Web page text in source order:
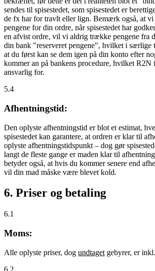
sendes til spisestedet, som spisestedet er
de fx har for travlt eller lign. Bemærk også, at
pengene for din ordre, når spisestedet har
en afvist ordre, vil vi aldrig trække pengene fra
din bank "reserveret pengene", hvilket i særlige
at du først kan se dem igen på din konto efter
kommer an på bankens procedure, hvilket R2N
ansvarlig for.
5.4
Afhentningstid:
Den oplyste afhentningstid er blot et estimat,
spisestedet kan garantere, at ordren er klar til
oplyste afhentningstidspunkt – dog gør
langt de fleste gange er maden klar til
betyder også, at hvis du kommer senere end
vil din mad måske være blevet kold.
6. Priser og betaling
6.1
Moms:
Alle oplyste priser, dog undtaget gebyrer, er
6.2